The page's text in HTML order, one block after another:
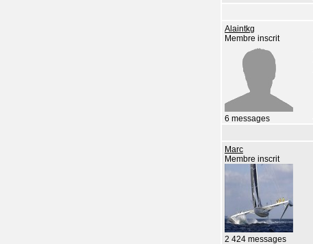
Alaintkg
Membre inscrit
6 messages
Marc
Membre inscrit
2 424 messages